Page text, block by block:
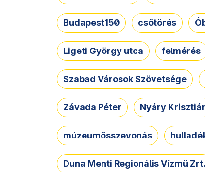
Budapest150 csőtörés
Ligeti György utca felmérés
Szabad Városok Szövetsége
Závada Péter Nyáry
múzeumösszevonás
Duna Menti Regionális Vízmű Zrt.